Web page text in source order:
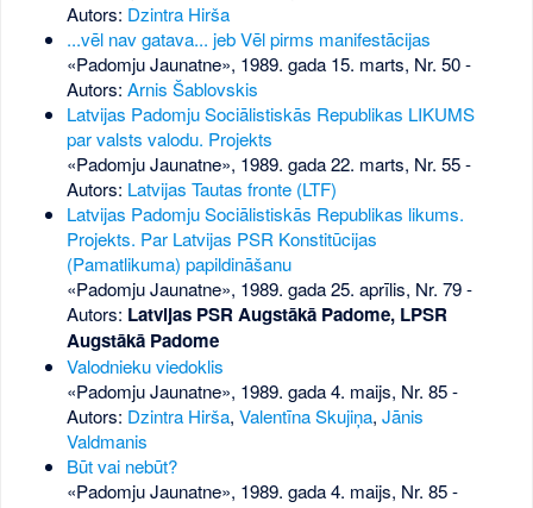
Autors: Dzintra Hirša
...vēl nav gatava... jeb Vēl pirms manifestācijas
«Padomju Jaunatne», 1989. gada 15. marts, Nr. 50-
Autors: Arnis Šablovskis
Latvijas Padomju Sociālistiskās Republikas LIKUMS
par valsts valodu. Projekts
«Padomju Jaunatne», 1989. gada 22. marts, Nr. 55-
Autors: Latvijas Tautas fronte (LTF)
Latvijas Padomju Sociālistiskās Republikas likums.
Projekts. Par Latvijas PSR Konstitūcijas
(Pamatlikuma) papildināšanu
«Padomju Jaunatne», 1989. gada 25. aprīlis, Nr. 79-
Autors: Latvijas PSR Augstākā Padome, LPSR
Augstākā Padome
Valodnieku viedoklis
«Padomju Jaunatne», 1989. gada 4. maijs, Nr. 85-
Autors: Dzintra Hirša, Valentīna Skujiņa, Jānis
Valdmanis
Būt vai nebūt?
«Padomju Jaunatne», 1989. gada 4. maijs, Nr. 85-